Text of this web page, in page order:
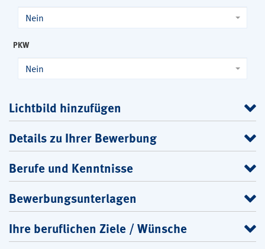
Nein
PKW
Nein
Lichtbild hinzufügen
Details zu Ihrer Bewerbung
Berufe und Kenntnisse
Bewerbungsunterlagen
Ihre beruflichen Ziele / Wünsche